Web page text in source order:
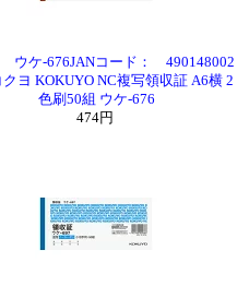
ウケ-676JANコード： 490148002
ヨ KOKUYO NC複写領収証 A6横 2
色刷50組 ウケ-676
474円